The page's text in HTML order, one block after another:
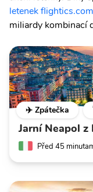
letenek flightics.com
miliardy kombinací
✈️ Zpátečka
Jarní Neapol z
Před 45